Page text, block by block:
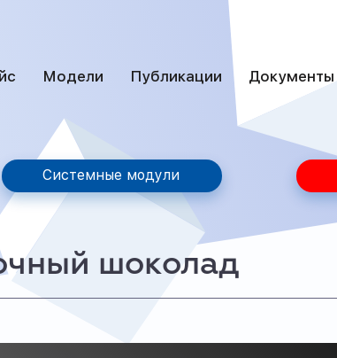
Модели Публикации Документы
Системные модули
шоколад